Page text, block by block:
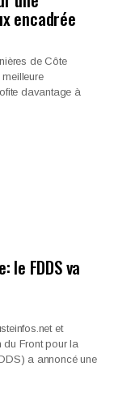
encadrée
de Côte
davantage à
FDDS va
et
du Front pour la
a annoncé une